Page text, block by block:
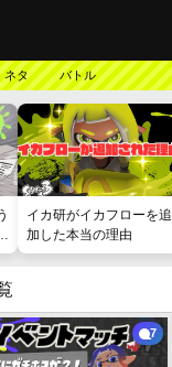
ネタ バトル
イカ研がイカフローを追
加した本当の理由
7